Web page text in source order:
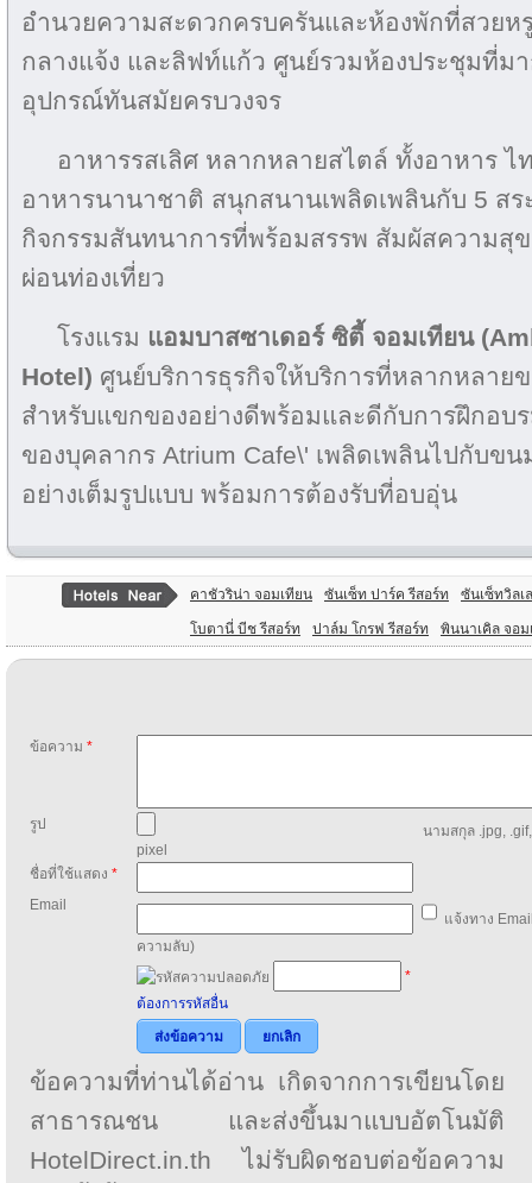
อำนวยความสะดวกครบครันและห้องพักที่สวยห
กลางแจ้ง และลิฟท์แก้ว ศูนย์รวมห้องประชุมที่ม
อุปกรณ์ทันสมัยครบวงจร
อาหารรสเลิศ หลากหลายสไตล์ ทั้งอาหาร
อาหารนานาชาติ สนุกสนานเพลิดเพลินกับ 5 สร
กิจกรรมสันทนาการที่พร้อมสรรพ สัมผัสความสุ
ผ่อนท่องเที่ยว
โรงแรม แอมบาสซาเดอร์ ซิตี้ จอมเทียน
Hotel) ศูนย์บริการธุรกิจให้บริการที่หลากหลาย
สำหรับแขกของอย่างดีพร้อมและดีกับการฝึกอ
ของบุคลากร Atrium Cafe\' เพลิดเพลินไปกับข
อย่างเต็มรูปแบบ พร้อมการต้องรับที่อบอุ่น
คาชัวริน่า จอมเทียน ซันเซ็ท ปาร์ค รีสอร์ท ซันเซ็ทวิลเ
โบตานี่ บีช รีสอร์ท ปาล์ม โกรฟ รีสอร์ท พินนาเคิล จอ
ข้อความ *
รูป
นามสกุล .jpg,
pixel
ชื่อที่ใช้แสดง *
Email
แจ้งทาง
ความลับ)
*
ต้องการรหัสอื่น
ส่งข้อความ
ยกเลิก
ข้อความที่ท่านได้อ่าน เกิดจากการเขียนโดย
สาธารณชน และส่งขึ้นมาแบบอัตโนมัติ
HotelDirect.in.th ไม่รับผิดชอบต่อข้อความ